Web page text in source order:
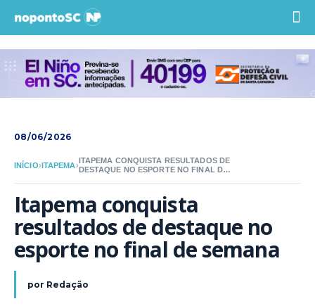
08/06/2026
INÍCIO›ITAPEMA›
ITAPEMA CONQUISTA RESULTADOS DE
DESTAQUE NO ESPORTE NO FINAL DE
Itapema conquista
resultados de destaque no
esporte no final de semana
por Redação